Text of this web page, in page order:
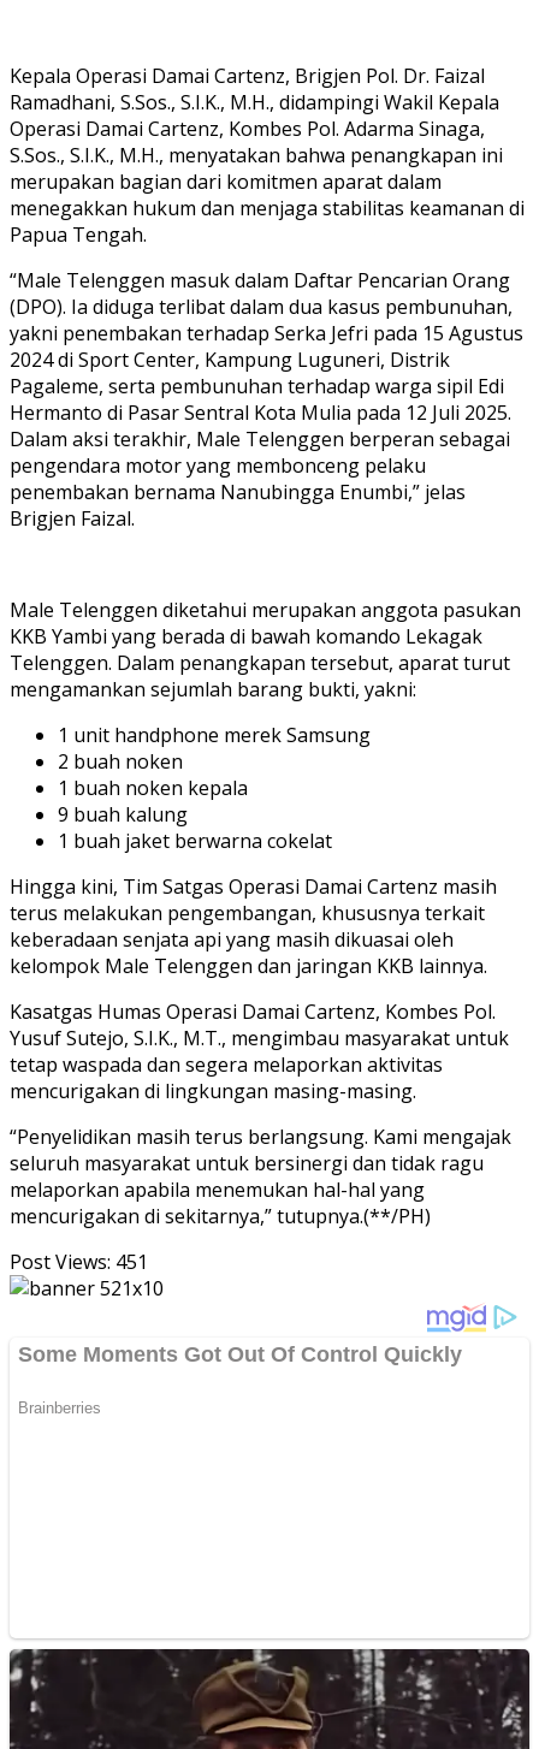
Kepala Operasi Damai Cartenz, Brigjen Pol. Dr. Faizal
Ramadhani, S.Sos., S.I.K., M.H., didampingi Wakil Kepala
Operasi Damai Cartenz, Kombes Pol. Adarma Sinaga,
S.Sos., S.I.K., M.H., menyatakan bahwa penangkapan ini
merupakan bagian dari komitmen aparat dalam
menegakkan hukum dan menjaga stabilitas keamanan di
Papua Tengah.
“Male Telenggen masuk dalam Daftar Pencarian Orang
(DPO). Ia diduga terlibat dalam dua kasus pembunuhan,
yakni penembakan terhadap Serka Jefri pada 15 Agustus
2024 di Sport Center, Kampung Luguneri, Distrik
Pagaleme, serta pembunuhan terhadap warga sipil Edi
Hermanto di Pasar Sentral Kota Mulia pada 12 Juli 2025.
Dalam aksi terakhir, Male Telenggen berperan sebagai
pengendara motor yang membonceng pelaku
penembakan bernama Nanubingga Enumbi,” jelas
Brigjen Faizal.
Male Telenggen diketahui merupakan anggota pasukan
KKB Yambi yang berada di bawah komando Lekagak
Telenggen. Dalam penangkapan tersebut, aparat turut
mengamankan sejumlah barang bukti, yakni:
1 unit handphone merek Samsung
2 buah noken
1 buah noken kepala
9 buah kalung
1 buah jaket berwarna cokelat
Hingga kini, Tim Satgas Operasi Damai Cartenz masih
terus melakukan pengembangan, khususnya terkait
keberadaan senjata api yang masih dikuasai oleh
kelompok Male Telenggen dan jaringan KKB lainnya.
Kasatgas Humas Operasi Damai Cartenz, Kombes Pol.
Yusuf Sutejo, S.I.K., M.T., mengimbau masyarakat untuk
tetap waspada dan segera melaporkan aktivitas
mencurigakan di lingkungan masing-masing.
“Penyelidikan masih terus berlangsung. Kami mengajak
seluruh masyarakat untuk bersinergi dan tidak ragu
melaporkan apabila menemukan hal-hal yang
mencurigakan di sekitarnya,” tutupnya.(**/PH)
Post Views: 451